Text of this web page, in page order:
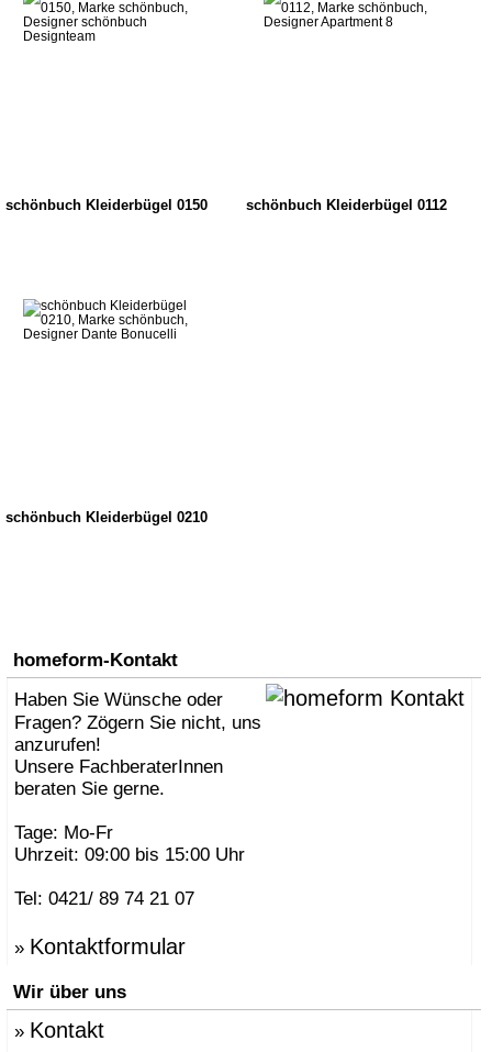
schönbuch Kleiderbügel 0150 schönbuch Kleiderbügel 0112
schönbuch Kleiderbügel 0210
homeform-Kontakt
Haben Sie Wünsche oder
Fragen? Zögern Sie nicht, uns
anzurufen!
Unsere FachberaterInnen
beraten Sie gerne.
Tage: Mo-Fr
Uhrzeit: 09:00 bis 15:00 Uhr
Tel: 0421/ 89 74 21 07
» Kontaktformular
Wir über uns
» Kontakt